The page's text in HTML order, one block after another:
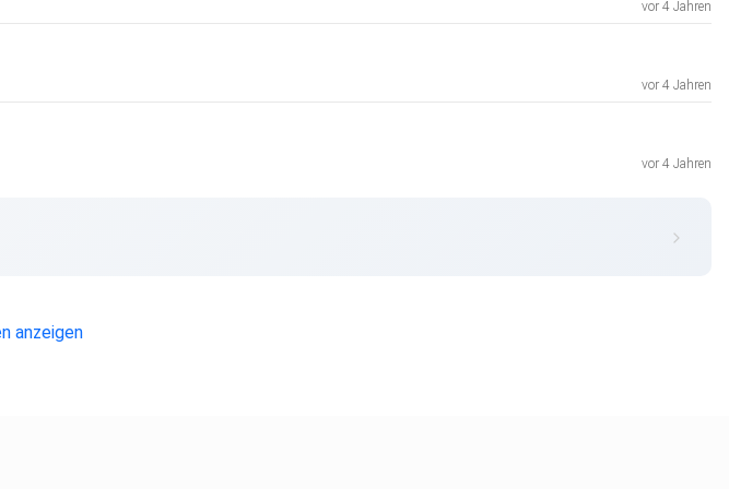
vor 4 Jahren
vor 4 Jahren
vor 4 Jahren
anzeigen